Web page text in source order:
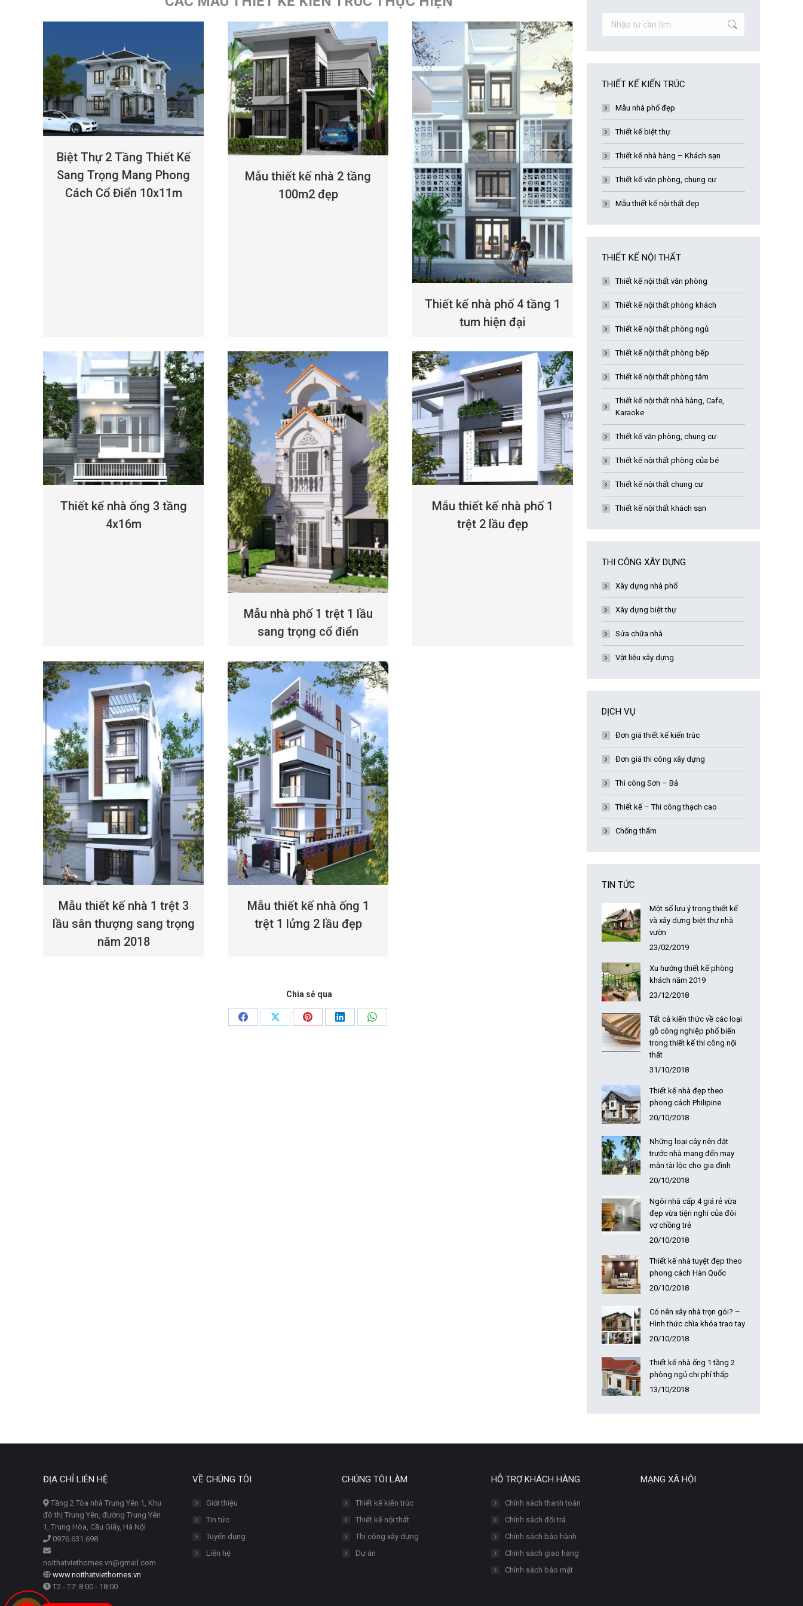
Biệt Thự 2 Tầng Thiết Kế
Sang Trọng Mang Phong
Cách Cổ Điển 10x11m
Mẫu thiết kế nhà 2 tầng
100m2 đẹp
Thiết kế nhà phố 4 tầng 1
tum hiện đại
Thiết kế nhà ống 3 tầng
4x16m
Mẫu nhà phố 1 trệt 1 lầu
sang trọng cổ điển
Mẫu thiết kế nhà phố 1
trệt 2 lầu đẹp
Mẫu thiết kế nhà 1 trệt 3
lầu sân thượng sang trọng
năm 2018
Mẫu thiết kế nhà ống 1
trệt 1 lửng 2 lầu đẹp
Chia sẻ qua
Share
Share
Share
Share
Share
THIẾT KẾ KIẾN TRÚC
Mẫu nhà phố đẹp
Thiết kế biệt thự
Thiết kế nhà hàng – Khách sạn
Thiết kế văn phòng, chung cư
Mẫu thiết kế nội thất đẹp
THIẾT KẾ NỘI THẤT
Thiết kế nội thất văn phòng
Thiết kế nội thất phòng khách
Thiết kế nội thất phòng ngủ
Thiết kế nội thất phòng bếp
Thiết kế nội thất phòng tắm
Thiết kế nội thất nhà hàng, Cafe,
Karaoke
Thiết kế văn phòng, chung cư
Thiết kế nội thất phòng của bé
Thiết kế nội thất chung cư
Thiết kế nội thất khách sạn
THI CÔNG XÂY DỰNG
Xây dựng nhà phố
Xây dựng biệt thự
Sửa chữa nhà
Vật liệu xây dựng
DỊCH VỤ
Đơn giá thiết kế kiến trúc
Đơn giá thi công xây dựng
Thi công Sơn – Bả
Thiết kế – Thi công thạch cao
Chống thấm
TIN TỨC
Một số lưu ý trong thiết kế
và xây dựng biệt thự nhà
vườn
23/02/2019
Xu hướng thiết kế phòng
khách năm 2019
23/12/2018
Tất cả kiến thức về các loại
gỗ công nghiệp phổ biến
trong thiết kế thi công nội
thất
31/10/2018
Thiết kế nhà đẹp theo
phong cách Philipine
20/10/2018
Những loại cây nên đặt
trước nhà mang đến may
mắn tài lộc cho gia đình
20/10/2018
Ngôi nhà cấp 4 giá rẻ vừa
đẹp vừa tiện nghi của đôi
vợ chồng trẻ
20/10/2018
Thiết kế nhà tuyệt đẹp theo
phong cách Hàn Quốc
20/10/2018
Có nên xây nhà trọn gói? –
Hình thức chìa khóa trao tay
20/10/2018
Thiết kế nhà ống 1 tầng 2
phòng ngủ chi phí thấp
13/10/2018
ĐỊA CHỈ LIÊN HỆ
Tầng 2 Tòa nhà Trung Yên 1, Khu
đô thị Trung Yên, đường Trung Yên
1, Trung Hòa, Cầu Giấy, Hà Nội
0976.631.698
noithatviethomes.vn@gmail.com
www.noithatviethomes.vn
T2 - T7: 8:00 - 18:00
VỀ CHÚNG TÔI
Giới thiệu
Tin tức
Tuyển dụng
Liên hệ
CHÚNG TÔI LÀM
Thiết kế kiến trúc
Thiết kế nội thất
Thi công xây dựng
Dự án
HỖ TRỢ KHÁCH HÀNG
Chính sách thanh toán
Chính sách đổi trả
Chính sách bảo hành
Chính sách giao hàng
Chính sách bảo mật
MẠNG XÃ HỘI